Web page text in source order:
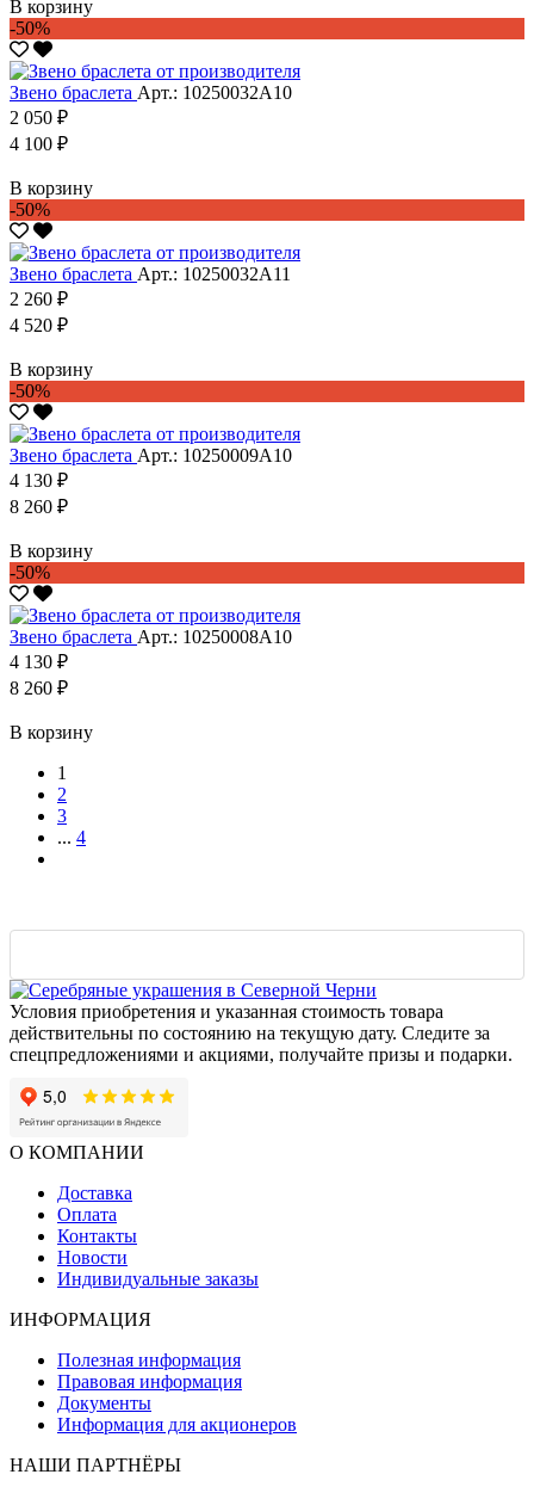
В корзину
-50%
Звено браслета Арт.: 10250032А10
2 050 ₽
4 100 ₽
В корзину
-50%
Звено браслета Арт.: 10250032А11
2 260 ₽
4 520 ₽
В корзину
-50%
Звено браслета Арт.: 10250009А10
4 130 ₽
8 260 ₽
В корзину
-50%
Звено браслета Арт.: 10250008А10
4 130 ₽
8 260 ₽
В корзину
1
2
3
... 4
Условия приобретения и указанная стоимость товара
действительны по состоянию на текущую дату. Следите за
спецпредложениями и акциями, получайте призы и подарки.
О КОМПАНИИ
Доставка
Оплата
Контакты
Новости
Индивидуальные заказы
ИНФОРМАЦИЯ
Полезная информация
Правовая информация
Документы
Информация для акционеров
НАШИ ПАРТНЁРЫ